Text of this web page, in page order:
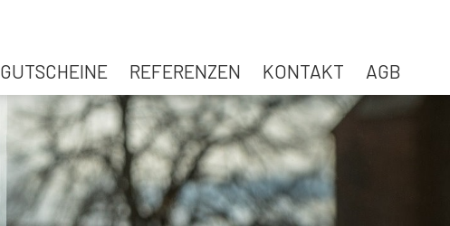
GUTSCHEINE REFERENZEN KONTAKT AGB